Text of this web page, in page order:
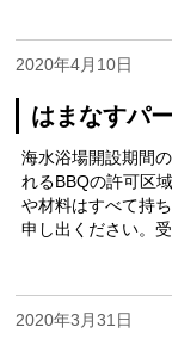
はまなすパ
2020年4月10日
海水浴場開設期間
れるBBQの許可区
や材料はすべて持
申し出ください。
2020年3月31日